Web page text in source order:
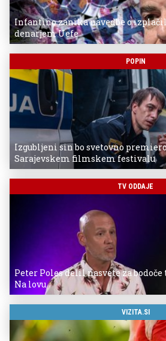
Infantino zanika navedbe o
denarjem Uefe
POPIN
Izgubljeni sin bo svetovno
Sarajevskem filmskem festivalu
TV ODDAJE
Peter Poles delil nasvete za
Na lovu
VIZITA.SI